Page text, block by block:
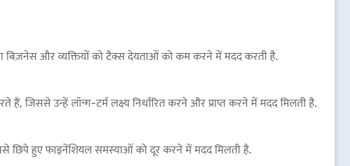
बिज़नेस और व्यक्तियों को टैक्स देयताओं को कम करने में मदद करती है.
उन्हें लॉन्ग-टर्म लक्ष्य निर्धारित करने और प्राप्त करने में मदद मिलती है.
छिपे हुए फाइनेंशियल समस्याओं को दूर करने में मदद मिलती है.